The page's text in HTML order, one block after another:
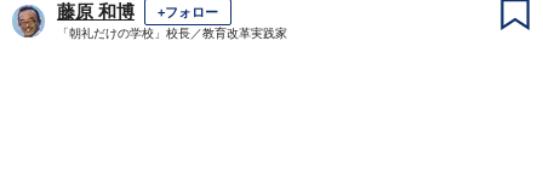
藤原 和博 +フォロー
「朝礼だけの学校」校長／教育改革実践家